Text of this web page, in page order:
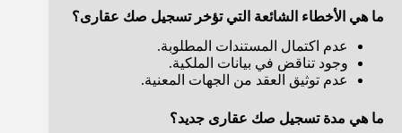
ما هي الأخطاء الشائعة التي تؤخر تسجيل صك عقارى؟
عدم اكتمال المستندات المطلوبة.
وجود تناقض في بيانات الملكية.
عدم توثيق العقد من الجهات المعنية.
ما هي مدة تسجيل صك عقارى جديد؟